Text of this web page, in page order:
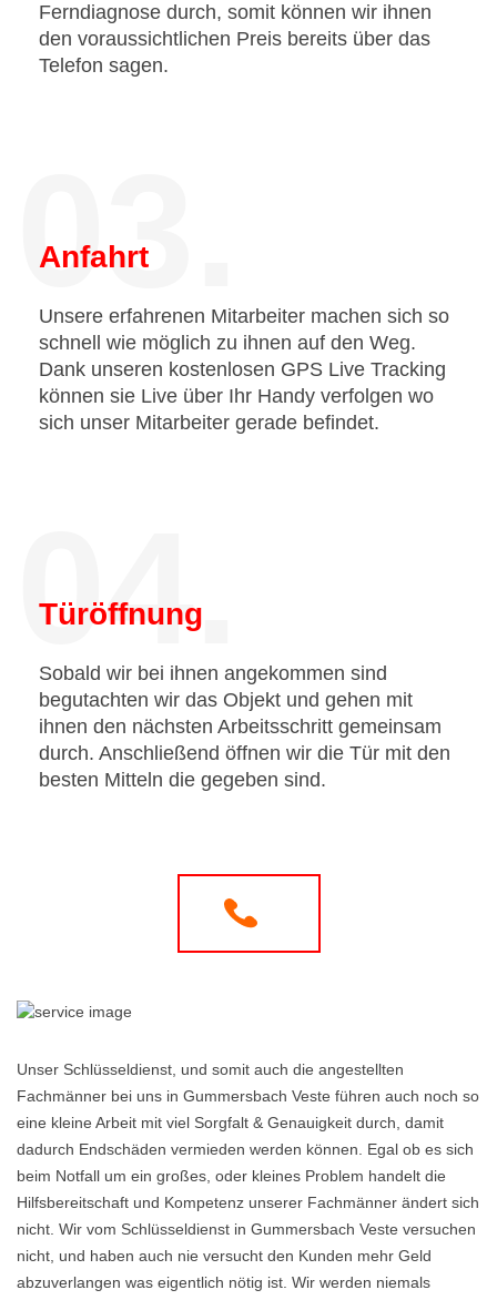
Ferndiagnose durch, somit können wir ihnen
den voraussichtlichen Preis bereits über das
Telefon sagen.
03.
Anfahrt
Unsere erfahrenen Mitarbeiter machen sich so
schnell wie möglich zu ihnen auf den Weg.
Dank unseren kostenlosen GPS Live Tracking
können sie Live über Ihr Handy verfolgen wo
sich unser Mitarbeiter gerade befindet.
04.
Türöffnung
Sobald wir bei ihnen angekommen sind
begutachten wir das Objekt und gehen mit
ihnen den nächsten Arbeitsschritt gemeinsam
durch. Anschließend öffnen wir die Tür mit den
besten Mitteln die gegeben sind.
Unser Schlüsseldienst, und somit auch die angestellten
Fachmänner bei uns in Gummersbach Veste führen auch noch so
eine kleine Arbeit mit viel Sorgfalt & Genauigkeit durch, damit
dadurch Endschäden vermieden werden können. Egal ob es sich
beim Notfall um ein großes, oder kleines Problem handelt die
Hilfsbereitschaft und Kompetenz unserer Fachmänner ändert sich
nicht. Wir vom Schlüsseldienst in Gummersbach Veste versuchen
nicht, und haben auch nie versucht den Kunden mehr Geld
abzuverlangen was eigentlich nötig ist. Wir werden niemals